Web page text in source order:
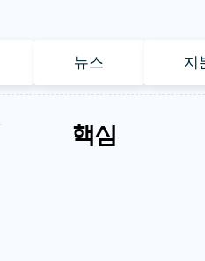
뉴스 지
핵심